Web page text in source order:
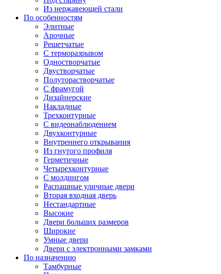
Из нержавеющей стали
По особенностям
Элитные
Арочные
Решетчатые
С терморазрывом
Одностворчатые
Двустворчатые
Полуторастворчатые
С фрамугой
Дизайнерские
Накладные
Трехконтурные
С видеонаблюдением
Двухконтурные
Внутреннего открывания
Из гнутого профиля
Герметичные
Четырехконтурные
С молдингом
Распашные уличные двери
Вторая входная дверь
Нестандартные
Высокие
Двери больших размеров
Широкие
Умные двери
Двери с электронными замками
По назначению
Тамбурные